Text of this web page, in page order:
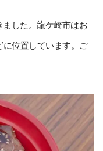
した。龍ケ崎市はお
に位置しています。ご